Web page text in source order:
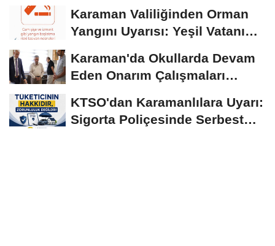
Seyrediyor
Karaman Valiliğinden Orman
Yangını Uyarısı: Yeşil Vatanı
Karaman'da Okullarda Devam
Eden Onarım Çalışmaları
KTSO'dan Karamanlılara Uyarı:
Sigorta Poliçesinde Serbest